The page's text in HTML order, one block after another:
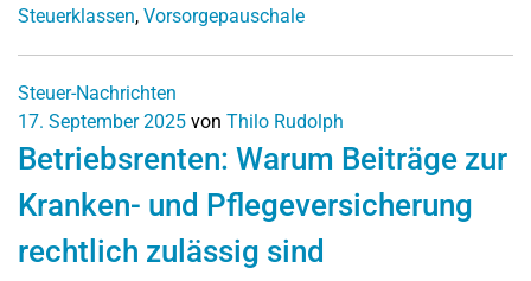
Steuerklassen, Vorsorgepauschale
Steuer-Nachrichten
17. September 2025 von Thilo Rudolph
Betriebsrenten: Warum Beiträge zur
Kranken- und Pflegeversicherung
rechtlich zulässig sind